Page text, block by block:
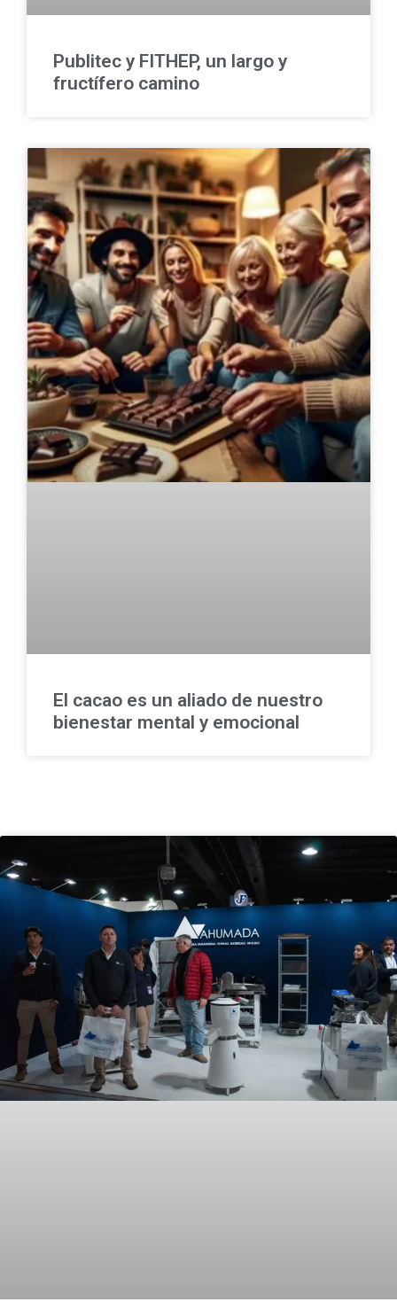
Publitec y FITHEP, un largo y
fructífero camino
El cacao es un aliado de nuestro
bienestar mental y emocional